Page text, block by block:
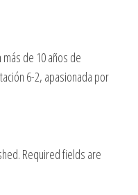
de 10 años de
6-2, apasionada por
Required fields are